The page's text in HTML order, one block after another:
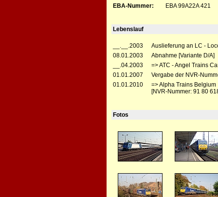
EBA-Nummer:
EBA 99A22A 421
Lebenslauf
__.__.2003
Auslieferung an LC -
08.01.2003
Abnahme [Variante D/A]
__.04.2003
=> ATC - Angel Trains
01.01.2007
Vergabe der NVR-
01.01.2010
=> Alpha Trains
[NVR-Nummer: 91 80
Fotos